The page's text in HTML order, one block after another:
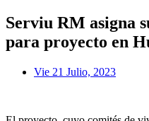
Serviu RM asigna
para proyecto en
Vie 21 Julio, 2023